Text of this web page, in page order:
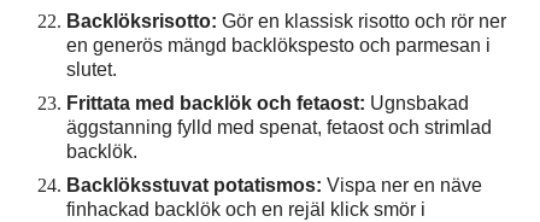
Backlöksrisotto: Gör en klassisk risotto och rör ner
en generös mängd backlökspesto och parmesan i
slutet.
Frittata med backlök och fetaost: Ugnsbakad
äggstanning fylld med spenat, fetaost och strimlad
backlök.
Backlöksstuvat potatismos: Vispa ner en näve
finhackad backlök och en rejäl klick smör i